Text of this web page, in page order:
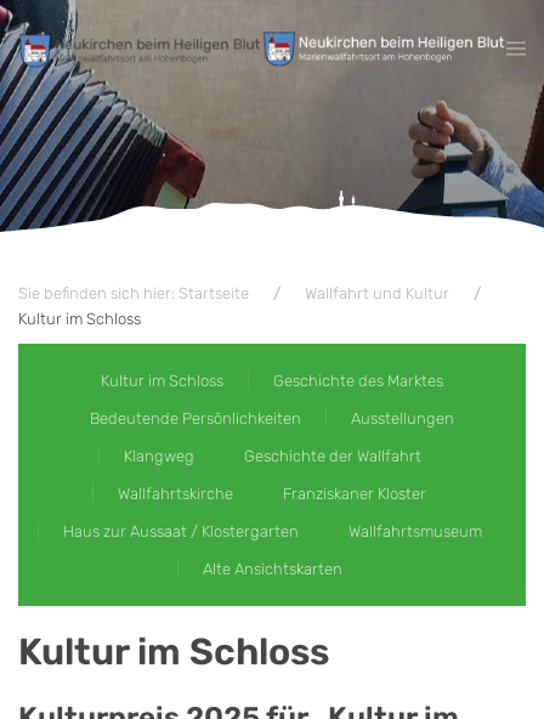
Zum Hauptinhalt springen
Sie befinden sich hier: Startseite
Wallfahrt und Kultur
Kultur im Schloss
Kultur im Schloss Geschichte des Marktes
Bedeutende Persönlichkeiten Ausstellungen
Klangweg Geschichte der Wallfahrt
Wallfahrtskirche Franziskaner Kloster
Haus zur Aussaat / Klostergarten Wallfahrtsmuseum
Alte Ansichtskarten
Kultur im Schloss